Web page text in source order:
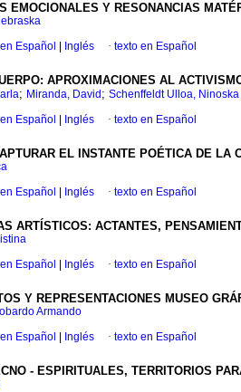
EMOCIONALES Y RESONANCIAS
Español Inglés · texto en Español
APROXIMACIONES AL
; Miranda, David ; Schenffeldt Ulloa, Ninoska
Español Inglés · texto en Español
EL INSTANTE POÉTICA DE LA
Español Inglés · texto en Español
ARTÍSTICOS: ACTANTES,
Español Inglés · texto en Español
Y REPRESENTACIONES MUSEO
Armando
Español Inglés · texto en Español
- ESPIRITUALES, TERRITORIOS